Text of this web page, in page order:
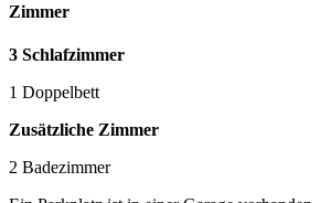
Zimmer
3 Schlafzimmer
1 Doppelbett
Zusätzliche Zimmer
2 Badezimmer